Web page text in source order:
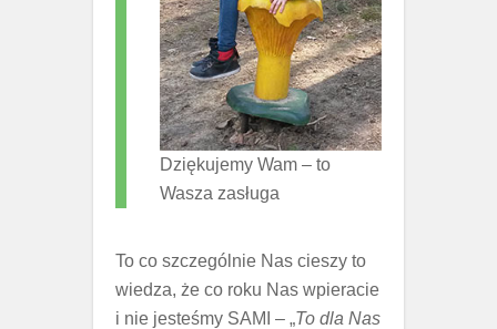
Dziękujemy Wam – to
Wasza zasługa
To co szczególnie Nas cieszy to
wiedza, że co roku Nas wpieracie
i nie jesteśmy SAMI – „To dla Nas